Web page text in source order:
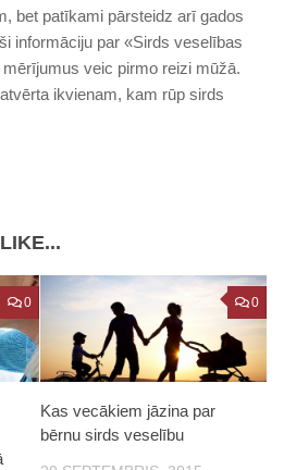
bet patīkami pārsteidz arī gados
informāciju par «Sirds veselības
veic pirmo reizi mūžā.
ikvienam, kam rūp sirds
0 0
Kas vecākiem jāzina par
bērnu sirds veselību